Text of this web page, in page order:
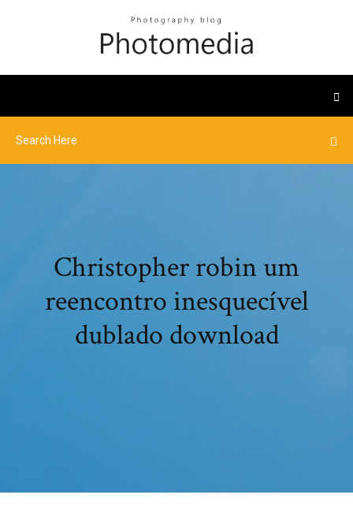
Christopher robin um
reencontro inesquecível
dublado download